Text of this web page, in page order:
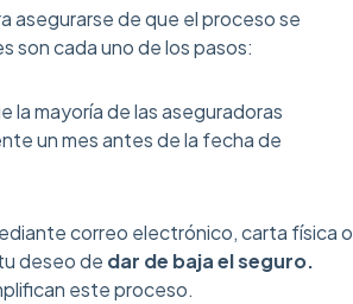
asegurarse de que el proceso se
son cada uno de los pasos:
la mayoría de las aseguradoras
un mes antes de la fecha de
correo electrónico, carta física o
deseo de dar de baja el seguro.
este proceso.